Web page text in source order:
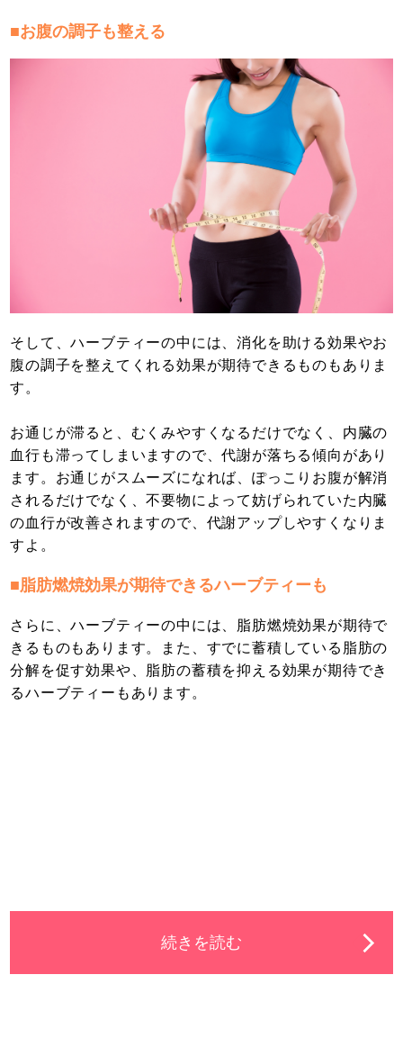
■お腹の調子も整える
そして、ハーブティーの中には、消化を助ける効果やお
腹の調子を整えてくれる効果が期待できるものもありま
す。
お通じが滞ると、むくみやすくなるだけでなく、内臓の
血行も滞ってしまいますので、代謝が落ちる傾向があり
ます。お通じがスムーズになれば、ぽっこりお腹が解消
されるだけでなく、不要物によって妨げられていた内臓
の血行が改善されますので、代謝アップしやすくなりま
すよ。
■脂肪燃焼効果が期待できるハーブティーも
さらに、ハーブティーの中には、脂肪燃焼効果が期待で
きるものもあります。また、すでに蓄積している脂肪の
分解を促す効果や、脂肪の蓄積を抑える効果が期待でき
るハーブティーもあります。
続きを読む